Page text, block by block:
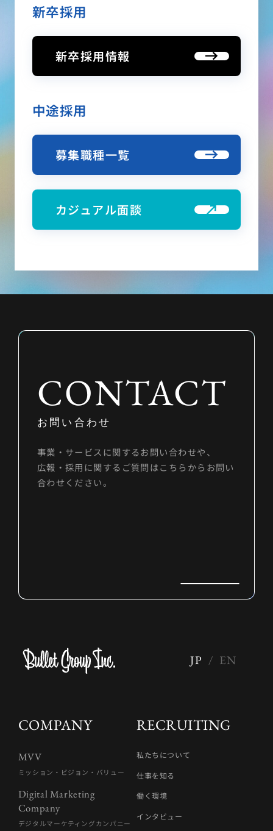
新卒採用
新卒採用情報
中途採用
募集職種一覧
カジュアル面談
CONTACT
お問い合わせ
事業・サービスに関するお問い合わせや、
広報・採用に関するご質問はこちらからお問い
合わせください。
JP / EN
COMPANY
MVV
ミッション・ビジョン・バリュー
Digital Marketing
Company
デジタルマーケティングカンパニー
RECRUITING
私たちについて
仕事を知る
働く環境
インタビュー